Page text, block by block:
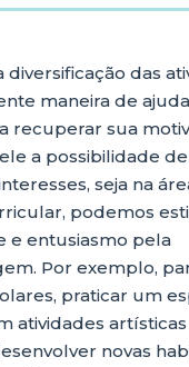
diversificação das
maneira de
recuperar sua
a possibilidade
seja na
podemos
e entusiasmo pela
Por exemplo,
praticar um
atividades
novas